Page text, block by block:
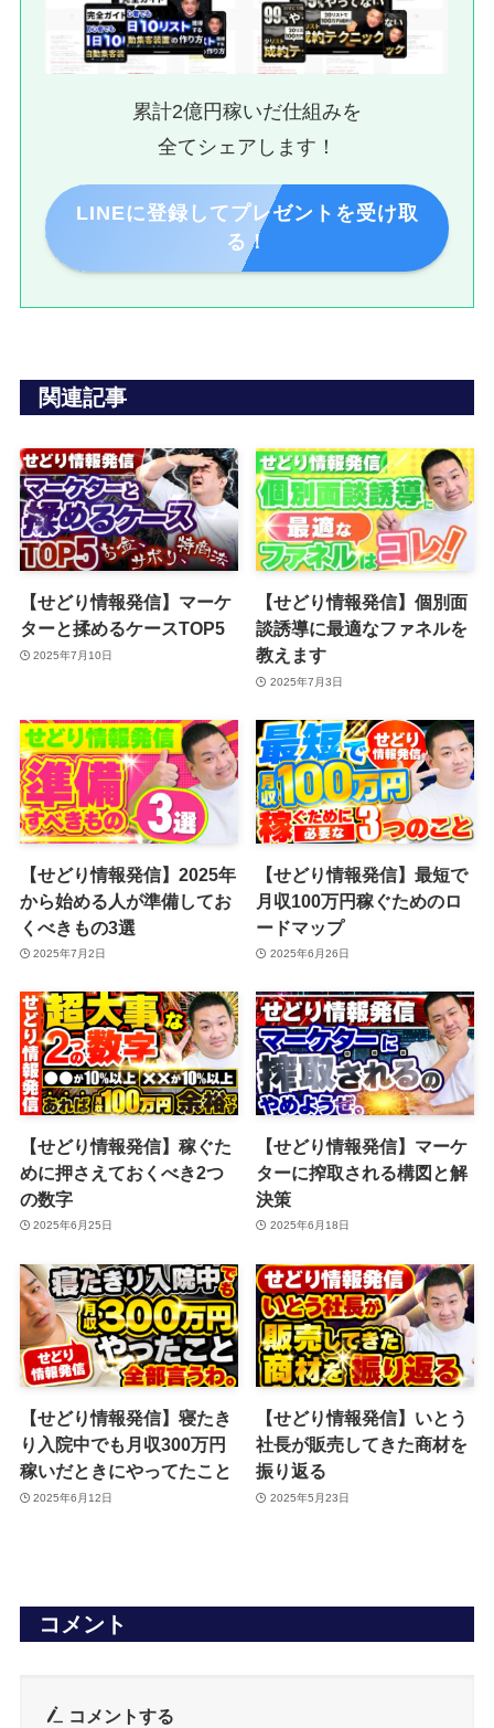
累計2億円稼いだ仕組みを
全てシェアします！
LINEに登録してプレゼントを受け取
る！
関連記事
【せどり情報発信】マーケ
ターと揉めるケースTOP5
2025年7月10日
【せどり情報発信】個別面
談誘導に最適なファネルを
教えます
2025年7月3日
【せどり情報発信】2025年
から始める人が準備してお
くべきもの3選
2025年7月2日
【せどり情報発信】最短で
月収100万円稼ぐためのロ
ードマップ
2025年6月26日
【せどり情報発信】稼ぐた
めに押さえておくべき2つ
の数字
2025年6月25日
【せどり情報発信】マーケ
ターに搾取される構図と解
決策
2025年6月18日
【せどり情報発信】寝たき
り入院中でも月収300万円
稼いだときにやってたこと
2025年6月12日
【せどり情報発信】いとう
社長が販売してきた商材を
振り返る
2025年5月23日
コメント
コメントする